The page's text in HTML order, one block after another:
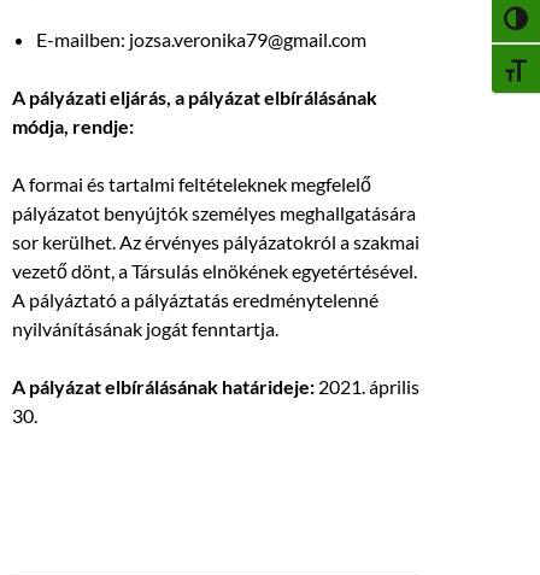
E-mailben: jozsa.veronika79@gmail.com
A pályázati eljárás, a pályázat elbírálásának
módja, rendje:
A formai és tartalmi feltételeknek megfelelő
pályázatot benyújtók személyes meghallgatására
sor kerülhet. Az érvényes pályázatokról a szakmai
vezető dönt, a Társulás elnökének egyetértésével.
A pályáztató a pályáztatás eredménytelenné
nyilvánításának jogát fenntartja.
A pályázat elbírálásának határideje: 2021. április
30.